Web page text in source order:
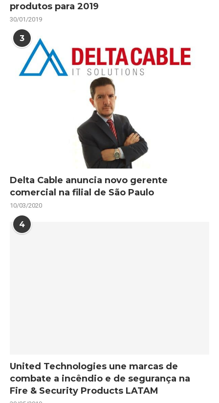
produtos para 2019
30/01/2019
3
Delta Cable anuncia novo gerente
comercial na filial de São Paulo
10/03/2020
4
United Technologies une marcas de
combate a incêndio e de segurança na
Fire & Security Products LATAM